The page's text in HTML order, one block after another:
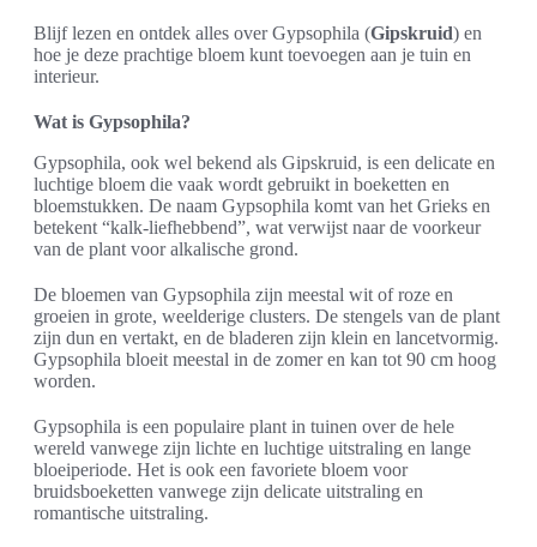
Blijf lezen en ontdek alles over Gypsophila (Gipskruid) en
hoe je deze prachtige bloem kunt toevoegen aan je tuin en
interieur.
Wat is Gypsophila?
Gypsophila, ook wel bekend als Gipskruid, is een delicate en
luchtige bloem die vaak wordt gebruikt in boeketten en
bloemstukken. De naam Gypsophila komt van het Grieks en
betekent “kalk-liefhebbend”, wat verwijst naar de voorkeur
van de plant voor alkalische grond.
De bloemen van Gypsophila zijn meestal wit of roze en
groeien in grote, weelderige clusters. De stengels van de plant
zijn dun en vertakt, en de bladeren zijn klein en lancetvormig.
Gypsophila bloeit meestal in de zomer en kan tot 90 cm hoog
worden.
Gypsophila is een populaire plant in tuinen over de hele
wereld vanwege zijn lichte en luchtige uitstraling en lange
bloeiperiode. Het is ook een favoriete bloem voor
bruidsboeketten vanwege zijn delicate uitstraling en
romantische uitstraling.